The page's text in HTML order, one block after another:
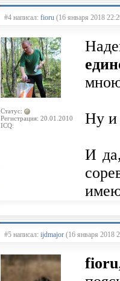
#4 написал: fioru (16 января 2018
Статус:
Регистрация: 20.01.2010
ICQ:
Ну и
И
#5 написал: ijdmajor (16 января 2018
fioru